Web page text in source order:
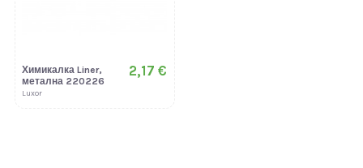
Химикалка Liner,
метална 220226
Luxor
2,17 €